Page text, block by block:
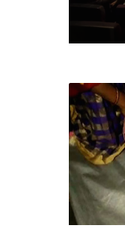
নো
ন
য়
দা
খি
ল
ঘি